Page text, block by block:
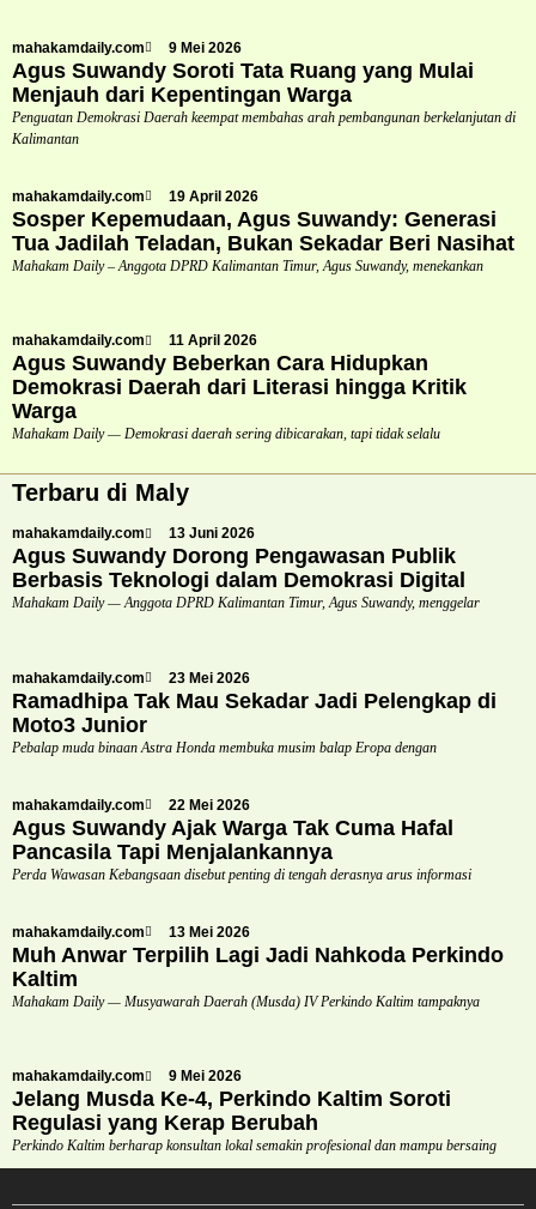
mahakamdaily.com 9 Mei 2026
Agus Suwandy Soroti Tata Ruang yang Mulai
Menjauh dari Kepentingan Warga
Penguatan Demokrasi Daerah keempat membahas arah pembangunan berkelanjutan di
Kalimantan
mahakamdaily.com 19 April 2026
Sosper Kepemudaan, Agus Suwandy: Generasi
Tua Jadilah Teladan, Bukan Sekadar Beri Nasihat
Mahakam Daily – Anggota DPRD Kalimantan Timur, Agus Suwandy, menekankan
mahakamdaily.com 11 April 2026
Agus Suwandy Beberkan Cara Hidupkan
Demokrasi Daerah dari Literasi hingga Kritik
Warga
Mahakam Daily — Demokrasi daerah sering dibicarakan, tapi tidak selalu
Terbaru di Maly
mahakamdaily.com 13 Juni 2026
Agus Suwandy Dorong Pengawasan Publik
Berbasis Teknologi dalam Demokrasi Digital
Mahakam Daily — Anggota DPRD Kalimantan Timur, Agus Suwandy, menggelar
mahakamdaily.com 23 Mei 2026
Ramadhipa Tak Mau Sekadar Jadi Pelengkap di
Moto3 Junior
Pebalap muda binaan Astra Honda membuka musim balap Eropa dengan
mahakamdaily.com 22 Mei 2026
Agus Suwandy Ajak Warga Tak Cuma Hafal
Pancasila Tapi Menjalankannya
Perda Wawasan Kebangsaan disebut penting di tengah derasnya arus informasi
mahakamdaily.com 13 Mei 2026
Muh Anwar Terpilih Lagi Jadi Nahkoda Perkindo
Kaltim
Mahakam Daily — Musyawarah Daerah (Musda) IV Perkindo Kaltim tampaknya
mahakamdaily.com 9 Mei 2026
Jelang Musda Ke-4, Perkindo Kaltim Soroti
Regulasi yang Kerap Berubah
Perkindo Kaltim berharap konsultan lokal semakin profesional dan mampu bersaing